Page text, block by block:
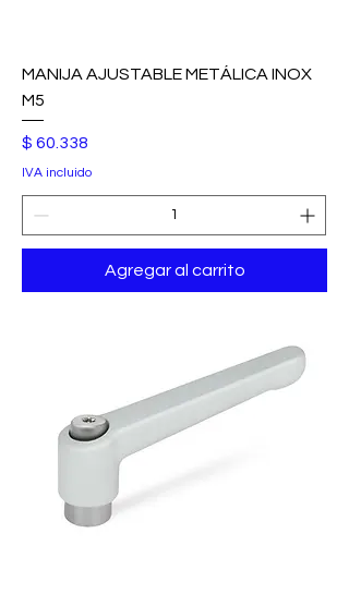
MANIJA AJUSTABLE METÁLICA INOX
M5
Precio
$ 60.338
IVA incluido
Agregar al carrito